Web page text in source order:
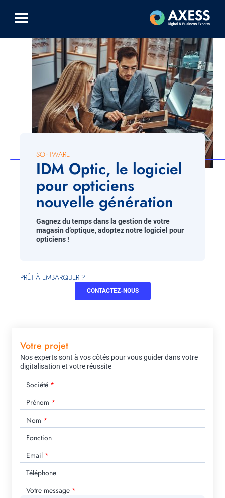
contenu
SOFTWARE
IDM Optic, le logiciel
pour opticiens
nouvelle génération
Gagnez du temps dans la gestion de votre
magasin d’optique, adoptez notre logiciel pour
opticiens !
PRÊT À EMBARQUER ?
CONTACTEZ-NOUS
Votre projet
Nos experts sont à vos côtés pour vous guider dans votre
digitalisation et votre réussite
Société
Prénom
Nom
Fonction
Email
Téléphone
Votre message